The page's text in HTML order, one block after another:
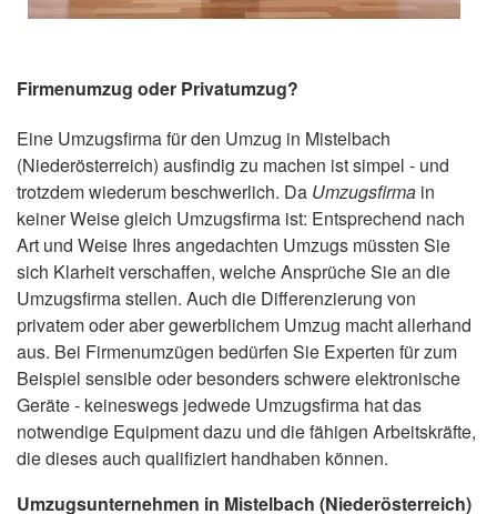
Firmenumzug oder Privatumzug?
Eine Umzugsfirma für den Umzug in Mistelbach
(Niederösterreich) ausfindig zu machen ist simpel - und
trotzdem wiederum beschwerlich. Da Umzugsfirma in
keiner Weise gleich Umzugsfirma ist: Entsprechend nach
Art und Weise Ihres angedachten Umzugs müssten Sie
sich Klarheit verschaffen, welche Ansprüche Sie an die
Umzugsfirma stellen. Auch die Differenzierung von
privatem oder aber gewerblichem Umzug macht allerhand
aus. Bei Firmenumzügen bedürfen Sie Experten für zum
Beispiel sensible oder besonders schwere elektronische
Geräte - keineswegs jedwede Umzugsfirma hat das
notwendige Equipment dazu und die fähigen Arbeitskräfte,
die dieses auch qualifiziert handhaben können.
Umzugsunternehmen in Mistelbach (Niederösterreich)